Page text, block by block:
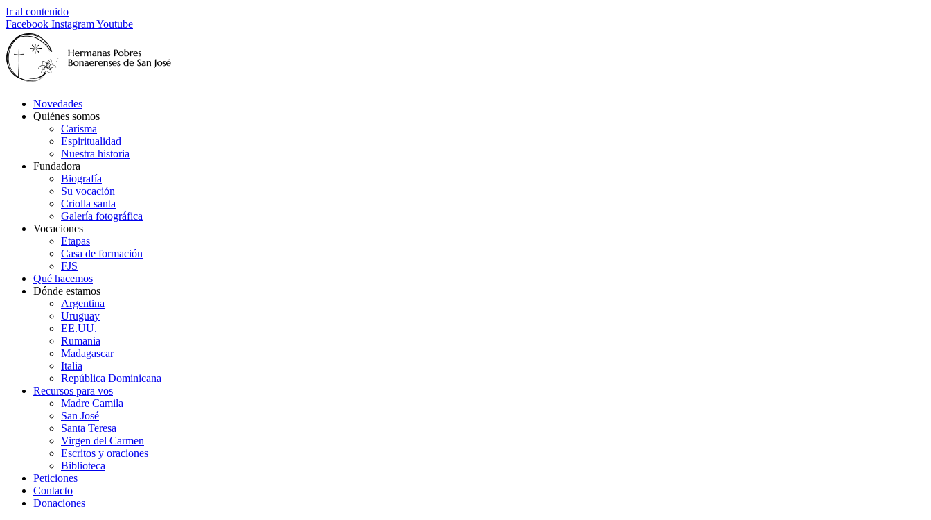
Ir al contenido
Facebook InstagramYoutube
Novedades
Quiénes somos
Carisma
Espiritualidad
Nuestra historia
Fundadora
Biografía
Su vocación
Criolla santa
Galería fotográfica
Vocaciones
Etapas
Casa de formación
FJS
Qué hacemos
Dónde estamos
Argentina
Uruguay
EE.UU.
Rumania
Madagascar
Italia
República Dominicana
Recursos para vos
Madre Camila
San José
Santa Teresa
Virgen del Carmen
Escritos y oraciones
Biblioteca
Peticiones
Contacto
Donaciones